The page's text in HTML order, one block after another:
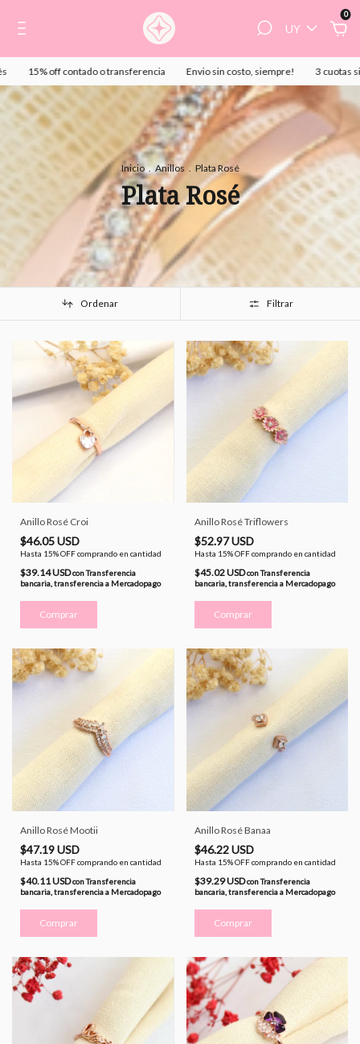
UY
0
15% off contado o transferencia Envio sin costo, siempre! 3 cuotas sin
Inicio . Anillos . Plata Rosé
Plata Rosé
Ordenar Filtrar
Anillo Rosé Croi
$46.05 USD
Hasta 15% OFFcomprando en cantidad
$39.14 USDconTransferencia
bancaria, transferencia a Mercadopago
Comprar
Anillo Rosé Triflowers
$52.97 USD
Hasta 15% OFF comprando en cantidad
$45.02 USDconTransferencia
bancaria, transferencia a Mercadopago
Comprar
Anillo Rosé Mootii
$47.19 USD
Hasta 15% OFFcomprando en cantidad
$40.11 USDconTransferencia
bancaria, transferencia a Mercadopago
Comprar
Anillo Rosé Banaa
$46.22 USD
Hasta 15% OFF comprando en cantidad
$39.29 USDconTransferencia
bancaria, transferencia a Mercadopago
Comprar